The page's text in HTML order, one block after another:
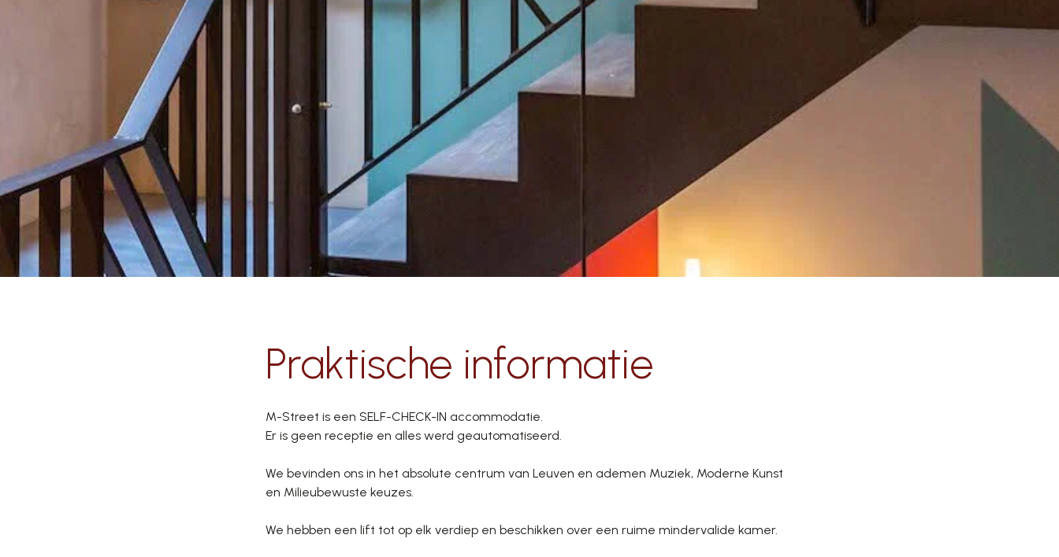
Praktische informatie
M-Street is een SELF-CHECK-IN accommodatie.
Er is geen receptie en alles werd geautomatiseerd.
We bevinden ons in het absolute centrum van Leuven en ademen Muziek, Moderne Kunst
en Milieubewuste keuzes.
We hebben een lift tot op elk verdiep en beschikken over een ruime mindervalide kamer.